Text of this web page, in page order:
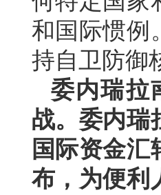
和国际惯例
持自卫防御
委内瑞拉
战。委内瑞
国际资金
布，为便利